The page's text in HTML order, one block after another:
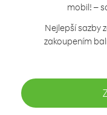
mobil! –
Nejlepší sazby
zakoupením